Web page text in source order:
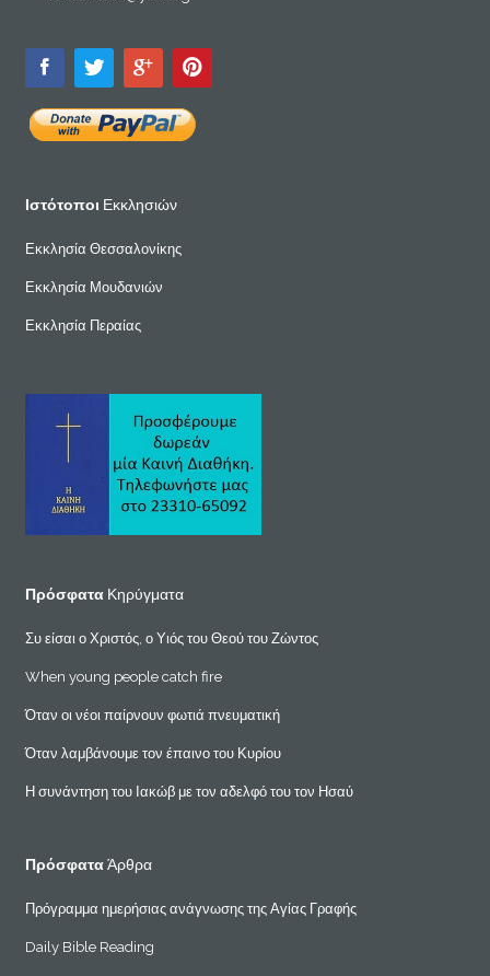
Ιστότοποι Εκκλησιών
Εκκλησία Θεσσαλονίκης
Εκκλησία Μουδανιών
Εκκλησία Περαίας
Πρόσφατα Κηρύγματα
Συ είσαι ο Χριστός, ο Υιός του Θεού του Ζώντος
When young people catch fire
Όταν οι νέοι παίρνουν φωτιά πνευματική
Όταν λαμβάνουμε τον έπαινο του Κυρίου
Η συνάντηση του Ιακώβ με τον αδελφό του τον Ησαύ
ΠρόσφαταΆρθρα
Πρόγραμμα ημερήσιας ανάγνωσης της Αγίας Γραφής
Daily Bible Reading